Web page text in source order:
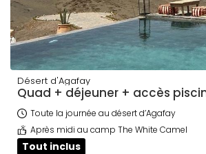
Désert d'Agafay
Toute la journée au désert d’Agafay
Après midi au camp The White Camel
Tout inclus